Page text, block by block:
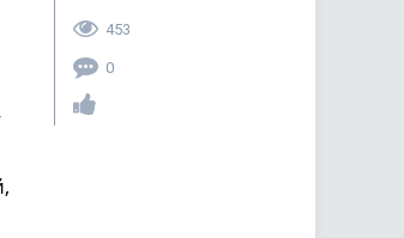
453
0